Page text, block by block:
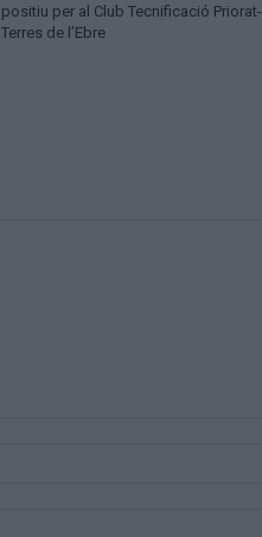
positiu per al Club Tecnificació Priorat-
Terres de l’Ebre